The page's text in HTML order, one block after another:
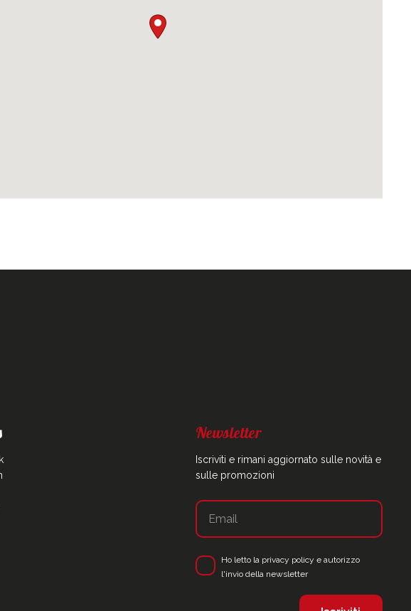
Newsletter
Iscriviti e rimani aggiornato sulle novità e
sulle promozioni
Ho letto la privacy policy e autorizzo
l'invio della newsletter